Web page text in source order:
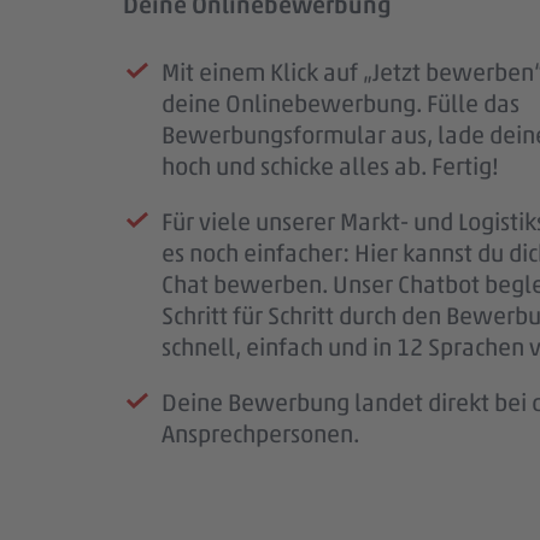
Mit einem Klick auf „Jetzt
deine Onlinebewerbung. Fülle das
Bewerbungsformular aus, lade
hoch und schicke alles ab. Fertig!
Für viele unserer Markt- und
es noch einfacher: Hier kannst du
Chat bewerben. Unser Chatbot
Schritt für Schritt durch den
schnell, einfach und in 12 Sprachen
Deine Bewerbung landet direkt bei
Ansprechpersonen.
Sobald deine Bewerbung bei uns
ist, erhältst du eine
Mail.
melden uns so schnell wie möglich
für deine Geduld – jede Bewerbung
wichtig.
Wenn wir Rückfragen haben,
Deine Bewerbung hat uns
laden wir dich zu einem persönlichen
Kennenlernen ein.
PENNY, deinem möglichen
Team – und wir lernen dich besser
Nach unserem Kennenlernen
eine finale Rückmeldung.
Wenn alles passt, klären wir die
bald im #teampenny willkommen